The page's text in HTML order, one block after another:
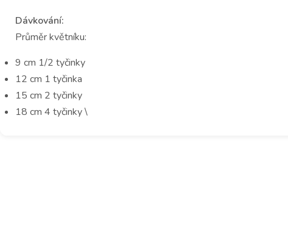
Dávkování:
Průměr květníku:
9 cm 1/2 tyčinky
12 cm 1 tyčinka
15 cm 2 tyčinky
18 cm 4 tyčinky \